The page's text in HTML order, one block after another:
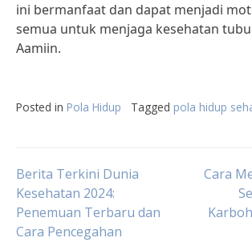
ini bermanfaat dan dapat menjadi
semua untuk menjaga kesehatan
Aamiin.
Posted in Pola Hidup Tagged pola hidup
Post
navigation
Berita Terkini Dunia
Kesehatan 2024:
Penemuan Terbaru dan
Cara Pencegahan
Cara